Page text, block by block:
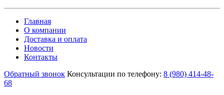
Главная
О компании
Доставка и оплата
Новости
Контакты
Обратный звонок Консультации по телефону: 8 (980) 414-48-
68